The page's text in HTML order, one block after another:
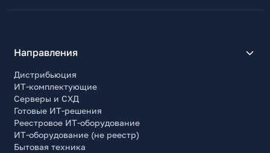
Да
Материал корпуса
Сталь, пластик, закаленное стекло
Материал лицевой панели
Электропитание
Направления
Дистрибьюция
ИТ-комплектующие
Серверы и СХД
Готовые ИТ-решения
Реестровое ИТ-оборудование
ИТ-оборудование (не реестр)
Бытовая техника